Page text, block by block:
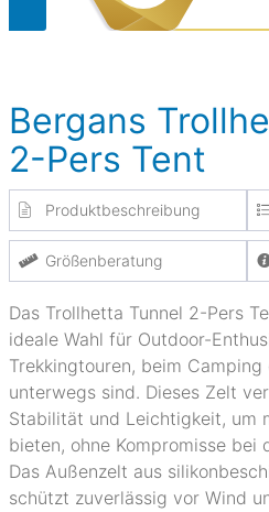
Bergans
2-Pers Tent
Produktbeschreibung
Größenberatung
Das Trollhetta Tunnel 2-Pers
ideale Wahl für Outdoor-
Trekkingtouren, beim
unterwegs sind. Dieses Zelt
Stabilität und Leichtigkeit, um
bieten, ohne Kompromisse bei
Das Außenzelt aus
schützt zuverlässig vor Wind